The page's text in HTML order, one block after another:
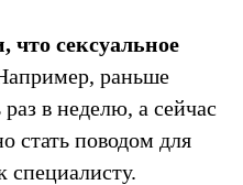
сексуальное
раньше
в неделю, а сейчас
стать поводом для
специалисту.